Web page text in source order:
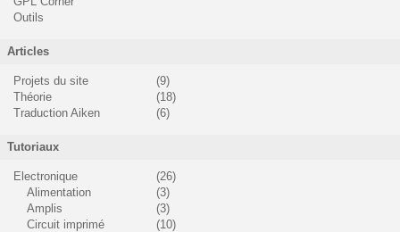
Outils
Articles
Projets du site
(9)
Théorie
(18)
Traduction Aiken
(6)
Tutoriaux
Electronique
(26)
Alimentation
(3)
Amplis
(3)
Circuit imprimé
(10)